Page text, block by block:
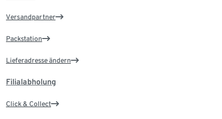
Versandpartner
Packstation
Lieferadresse ändern
Filialabholung
Click & Collect